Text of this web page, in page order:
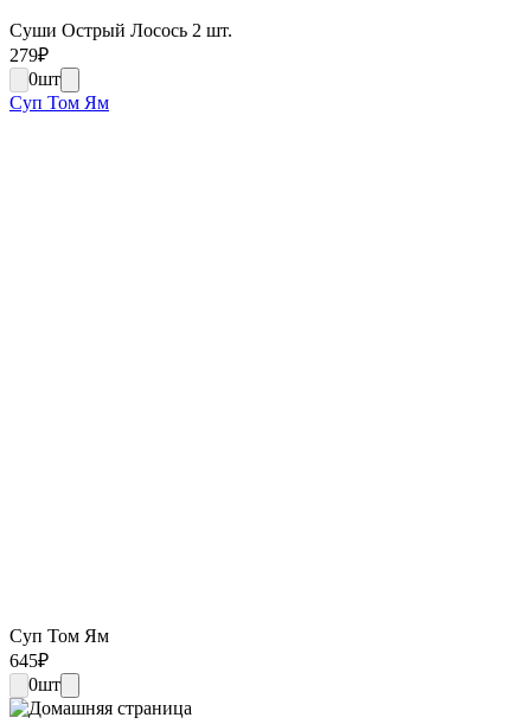
Суши Острый Лосось 2 шт.
279₽
0шт
Суп Том Ям
Суп Том Ям
645₽
0шт